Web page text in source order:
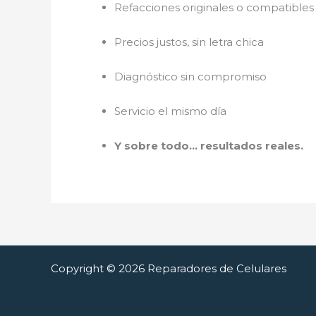
Refacciones originales o
Precios justos, sin letra chica
Diagnóstico sin compromiso
Servicio el mismo día
Y sobre todo… resultados reales.
Copyright © 2026 Reparadores de Celulares